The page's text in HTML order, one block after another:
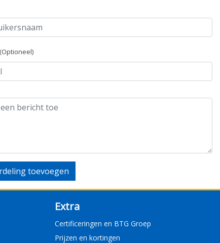
(Optioneel)
toevoegen
Extra
Certificeringen en BTG Groep
Prijzen en kortingen